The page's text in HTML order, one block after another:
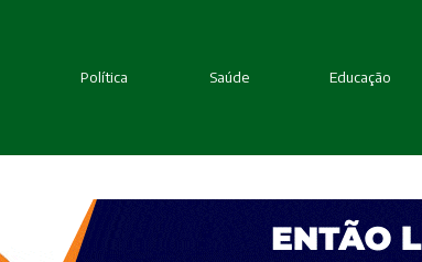
Política Saúde Educação